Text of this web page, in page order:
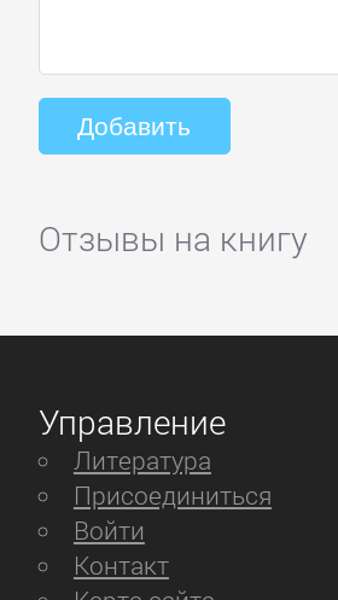
Отзывы на книгу
Управление
Литература
Присоединиться
Войти
Контакт